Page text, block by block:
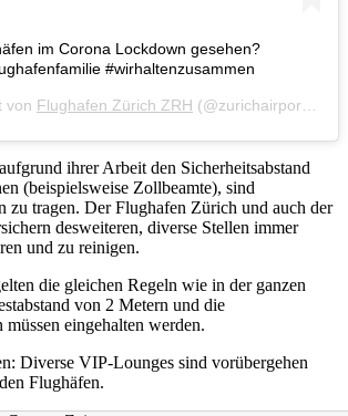
im Corona Lockdown gesehen?
#wirhaltenzusammen
von Flughafen Zürich ZRH (@zurichairport) am
ihrer Arbeit den Sicherheitsabstand
(beispielsweise Zollbeamte), sind
zu tragen. Der Flughafen Zürich und auch der
desweiteren, diverse Stellen immer
und zu reinigen.
die gleichen Regeln wie in der ganzen
von 2 Metern und die
eingehalten werden.
Diverse VIP-Lounges sind vorübergehen
Flughäfen.